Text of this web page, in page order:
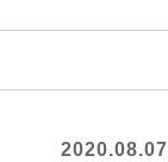
2020.08.07